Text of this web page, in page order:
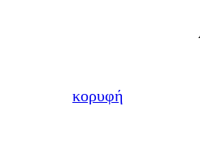
κορυφή